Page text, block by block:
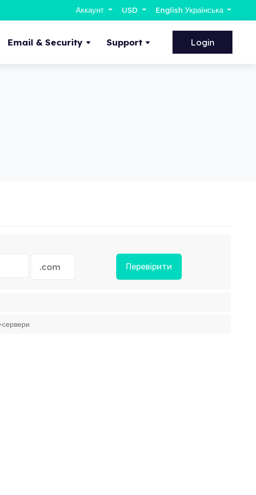
Аккаунт USD English Українська
Email & Security Support Login
Перевірити